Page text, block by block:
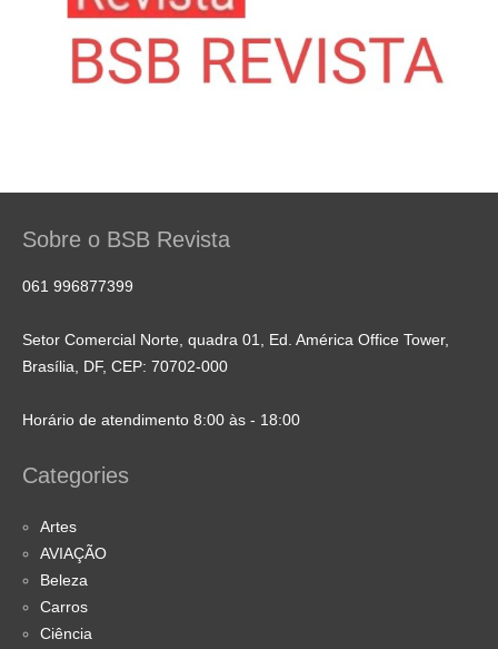
Sobre o BSB Revista
061 996877399
Setor Comercial Norte, quadra 01, Ed. América Office Tower,
Brasília, DF, CEP: 70702-000
Horário de atendimento 8:00 às - 18:00
Categories
Artes
AVIAÇÃO
Beleza
Carros
Ciência